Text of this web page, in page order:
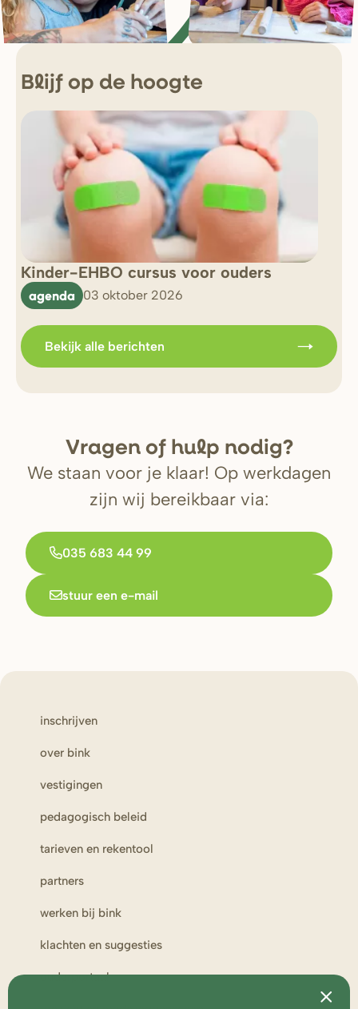
Blijf op de hoogte
Kinder-EHBO cursus voor ouders
agenda 03 oktober 2026
Bekijk alle berichten
Vragen of hulp nodig?
We staan voor je klaar! Op werkdagen
zijn wij bereikbaar via:
035 683 44 99
stuur een e-mail
inschrijven
over bink
vestigingen
pedagogisch beleid
tarieven en rekentool
partners
werken bij bink
klachten en suggesties
ouderportaal